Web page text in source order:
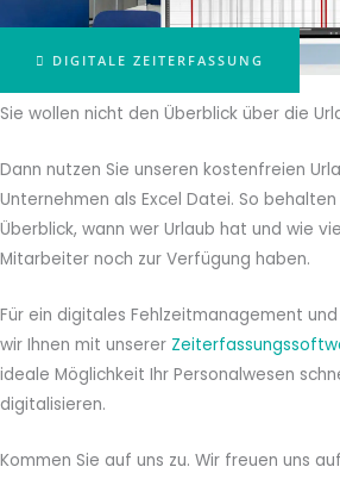
DIGITALE ZEITERFASSUNG
Sie wollen nicht den Überblick über die
Dann nutzen Sie unseren kostenfreien
Unternehmen als Excel Datei. So
Überblick, wann wer Urlaub hat und wie
Mitarbeiter noch zur Verfügung haben.
Für ein digitales Fehlzeitmanagement
wir Ihnen mit unserer
ideale Möglichkeit Ihr Personalwesen
digitalisieren.
Kommen Sie auf uns zu. Wir freuen uns